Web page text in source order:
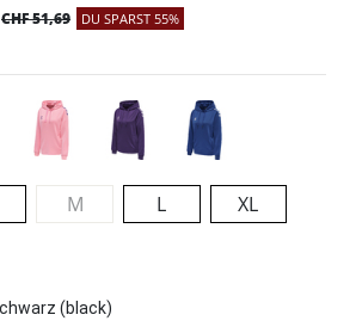
CHF 51,69 DU SPARST 55%
M L
XL
(black)